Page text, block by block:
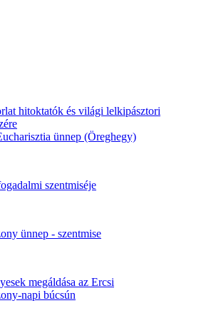
hitoktatók és világi lelkipásztori
ünnep (Öreghegy)
szentmiséje
ünnep - szentmise
megáldása az Ercsi
napi búcsún